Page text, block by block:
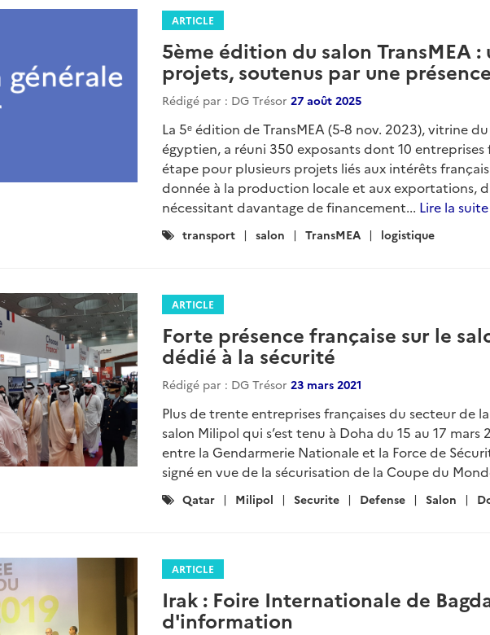
ARTICLE
5ème édition du salon TransMEA
projets, soutenus par une
Rédigé par : DG Trésor 27 août 2025
La 5ᵉ édition de TransMEA (5-8 nov. 2023), vitrine
égyptien, a réuni 350 exposants dont 10 entreprises
étape pour plusieurs projets liés aux intérêts
donnée à la production locale et aux exportations,
nécessitant davantage de financement... Lire la suite
Catégories
transport salon TransMEA logistique
ARTICLE
Forte présence française sur le
dédié à la sécurité
Rédigé par : DG Trésor 23 mars 2021
Plus de trente entreprises françaises du secteur de
salon Milipol qui s’est tenu à Doha du 15 au 17
entre la Gendarmerie Nationale et la Force de
signé en vue de la sécurisation de la Coupe du
Catégories
Qatar Milipol Securite Defense Salon
ARTICLE
Irak : Foire Internationale de
d'information